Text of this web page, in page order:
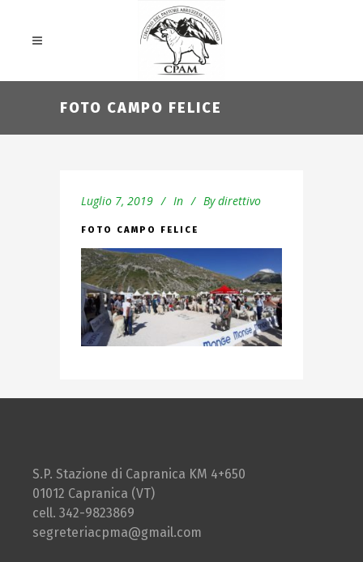
FOTO CAMPO FELICE
Luglio 7, 2019 In By direttivo
FOTO CAMPO FELICE
S.P. Stazione di Capranica KM 4+650
01012 Capranica (VT)
cell. 342-9823869
segreteriacpma@gmail.com